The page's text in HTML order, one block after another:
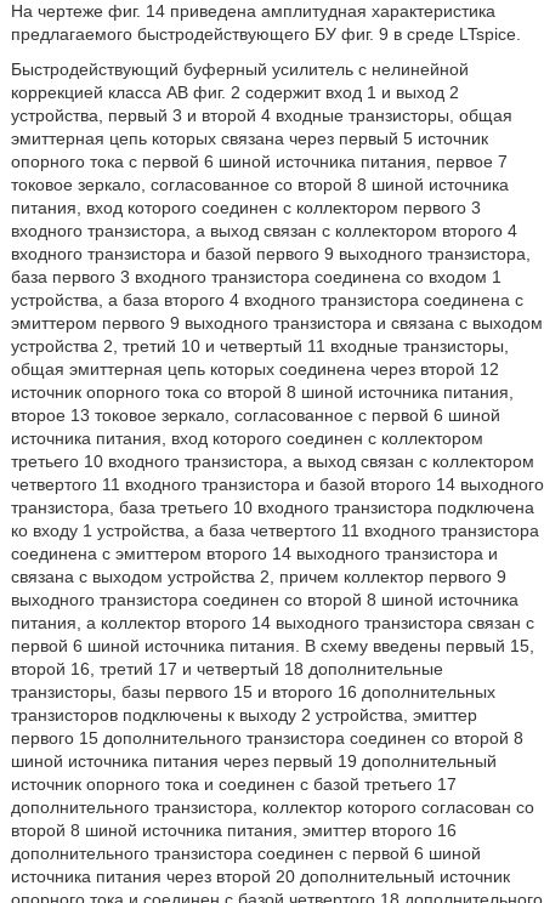
На чертеже фиг. 14 приведена амплитудная характеристика
предлагаемого быстродействующего БУ фиг. 9 в среде LTspice.
Быстродействующий буферный усилитель с нелинейной
коррекцией класса АВ фиг. 2 содержит вход 1 и выход 2
устройства, первый 3 и второй 4 входные транзисторы, общая
эмиттерная цепь которых связана через первый 5 источник
опорного тока с первой 6 шиной источника питания, первое 7
токовое зеркало, согласованное со второй 8 шиной источника
питания, вход которого соединен с коллектором первого 3
входного транзистора, а выход связан с коллектором второго 4
входного транзистора и базой первого 9 выходного транзистора,
база первого 3 входного транзистора соединена со входом 1
устройства, а база второго 4 входного транзистора соединена с
эмиттером первого 9 выходного транзистора и связана с выходом
устройства 2, третий 10 и четвертый 11 входные транзисторы,
общая эмиттерная цепь которых соединена через второй 12
источник опорного тока со второй 8 шиной источника питания,
второе 13 токовое зеркало, согласованное с первой 6 шиной
источника питания, вход которого соединен с коллектором
третьего 10 входного транзистора, а выход связан с коллектором
четвертого 11 входного транзистора и базой второго 14 выходного
транзистора, база третьего 10 входного транзистора подключена
ко входу 1 устройства, а база четвертого 11 входного транзистора
соединена с эмиттером второго 14 выходного транзистора и
связана с выходом устройства 2, причем коллектор первого 9
выходного транзистора соединен со второй 8 шиной источника
питания, а коллектор второго 14 выходного транзистора связан с
первой 6 шиной источника питания. В схему введены первый 15,
второй 16, третий 17 и четвертый 18 дополнительные
транзисторы, базы первого 15 и второго 16 дополнительных
транзисторов подключены к выходу 2 устройства, эмиттер
первого 15 дополнительного транзистора соединен со второй 8
шиной источника питания через первый 19 дополнительный
источник опорного тока и соединен с базой третьего 17
дополнительного транзистора, коллектор которого согласован со
второй 8 шиной источника питания, эмиттер второго 16
дополнительного транзистора соединен с первой 6 шиной
источника питания через второй 20 дополнительный источник